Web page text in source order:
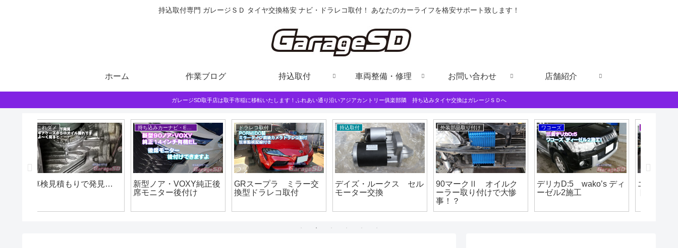
持込取付専門 ガレージＳＤ タイヤ交換格安 ナビ・ドラレコ取付！ あなたのカーライフを格安サポート致します！
ホーム 作業ブログ 持込取付 車両整備・修理 お問い合わせ 店舗紹介
ガレージSD取手店は取手市稲に移転いたします！ふれあい通り沿いアジアカントリー俱楽部隣 持ち込みタイヤ交換はガレージＳＤへ
ドラレコ取付
GRスープラ ミラー交
持込取付
デイズ・ルークス セル
モーター交換
外装部品取り付け
90マークⅡ オイルク
ーラー取り付けで大惨
ワコーズ
デリカD:5 wako’s ディ
ーゼル2施工
車両整備
エルグランド 補器ベル
トなど交換作業
車両整備
持ち込みでスタビリンク
交換作業 ぷりうす